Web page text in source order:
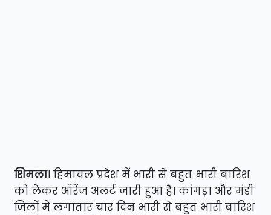
शिमला। हिमाचल प्रदेश में भारी से बहुत भारी बारिश
को लेकर ऑरेंज अलर्ट जारी हुआ है। कांगड़ा और मंडी
जिलों में लगातार चार दिन भारी से बहुत भारी बारिश